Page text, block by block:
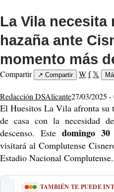
La Vila necesita
hazaña ante
momento más
Compartir ↗ Compartir Wf 𝕏
Redacción DSAlicante27/03/2025 -
El Huesitos La Vila afronta su
de casa con la necesidad
descenso. Este domingo
visitará al Complutense
Estadio Nacional Complutense.
TAMBIÉN TE PUEDE